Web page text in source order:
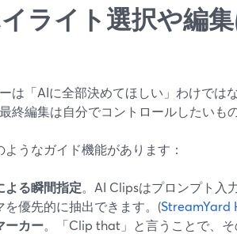
ライト選択や編
は「AIに全部決めてほしい」わけでは
終編集は自分でコントロールしたいもの
うなガイド機能があります：
よる瞬間指定。AI Clipsはプロンプト入
を優先的に抽出できます。(StreamYard
ーカー。「Clip that」と言うことで、